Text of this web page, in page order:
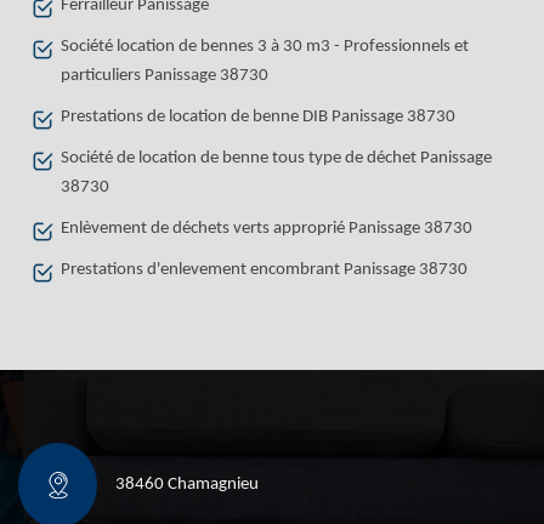
Ferrailleur Panissage
Société location de bennes 3 à 30 m3 - Professionnels et
particuliers Panissage 38730
Prestations de location de benne DIB Panissage 38730
Société de location de benne tous type de déchet Panissage
38730
Enlèvement de déchets verts approprié Panissage 38730
Prestations d'enlevement encombrant Panissage 38730
38460 Chamagnieu